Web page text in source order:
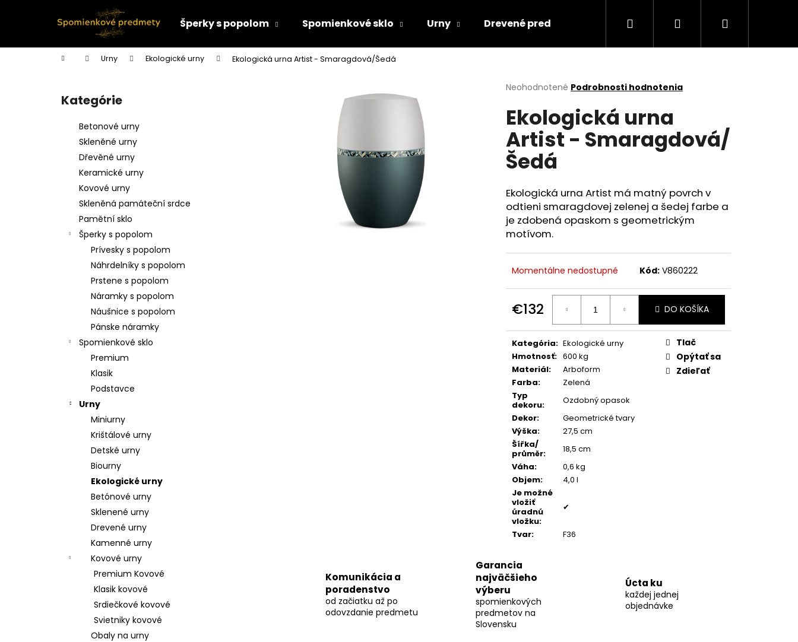
Šperky s popolom Spomienkové sklo Urny Drevené predmety Keramika Ako objednať
Hľadať PrihlásenieNákupný
Domov Urny Ekologické urny Ekologická urna Artist - Smaragdová/Šedá
Preskočiť
kategórie
Kategórie
Betonové urny
Skleněné urny
Dřevěné urny
Keramické urny
Kovové urny
Skleněná památeční srdce
Pamětní sklo
Šperky s popolom
Prívesky s popolom
Náhrdelníky s popolom
Prstene s popolom
Náramky s popolom
Náušnice s popolom
Pánske náramky
Spomienkové sklo
Premium
Klasik
Podstavce
Urny
Miniurny
Krištálové urny
Detské urny
Biourny
Ekologické urny
Betónové urny
Sklenené urny
Drevené urny
Kamenné urny
Kovové urny
Premium Kovové
Klasik kovové
Srdiečkové kovové
Svietniky kovové
Obaly na urny
Priemerné
produktu
je
0,0
z
5
hviezdičiek.
Neohodnotené Podrobnosti hodnotenia
Ekologická urna
Artist - Smaragdová/
Šedá
Ekologická urna Artist má matný povrch v
odtieni smaragdovej zelenej a šedej farbe a
je zdobená opaskom s geometrickým
motívom.
Momentálne nedostupné Kód: V860222
€132
Jednotková
cena:
DO KOŠÍKA
Kategória: Ekologické urny
Hmotnosť: 600 kg
Materiál:
Arboform
Farba:
Zelená
Typ
dekoru:
Ozdobný opasok
Dekor:
Geometrické tvary
Výška:
27,5 cm
Šířka/
průměr:
18,5 cm
Váha:
0,6 kg
Objem:
4,0 l
Je možné
vložiť
úradnú
vložku:
✔
Tvar: F36
Tlač
Opýtať sa
Zdieľať
Komunikácia a
poradenstvo
od začiatku až po
odovzdanie predmetu
Garancia
najväčšieho
výberu
spomienkových
predmetov na
Slovensku
Úcta ku
každej jednej
objednávke
í
Späť
do
Späť
do
Čo potrebujete nájsť?
Odporúčame
Nasledujúce
POZLÁTENÝ PRSTEŇ PERLEŤ
POZLÁTENÝ PRSTEŇ MODRÝ ACHÁT